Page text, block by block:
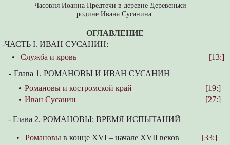
Часовня Иоанна Предтечи в деревне Деревеньки —
родине Ивана Сусанина.
ОГЛАВЛЕНИЕ
-ЧАСТЬ I. ИВАН СУСАНИН:
•
Cлужба и кровь
[13:]
- Глава 1. РОМАНОВЫ И ИВАН СУСАНИН
• Романовы и костромской край
[19:]
• Иван Сусанин [27:]
- Глава 2. РОМАНОВЫ: ВРЕМЯ ИСПЫТАНИЙ
• Романовы в конце XVI – начале XVII веков [33:]